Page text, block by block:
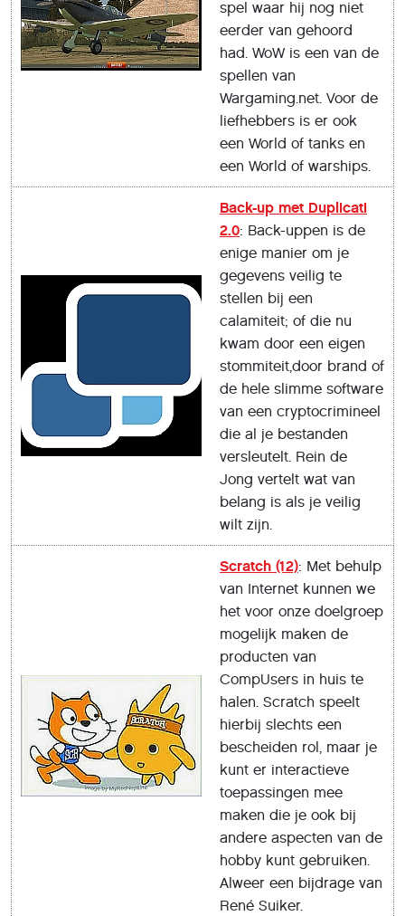
spel waar hij nog niet
eerder van gehoord
had. WoW is een van de
spellen van
Wargaming.net. Voor de
liefhebbers is er ook
een World of tanks en
een World of warships.
Back-up met Duplicati
2.0: Back-uppen is de
enige manier om je
gegevens veilig te
stellen bij een
calamiteit; of die nu
kwam door een eigen
stommiteit,door brand of
de hele slimme software
van een cryptocrimineel
die al je bestanden
versleutelt. Rein de
Jong vertelt wat van
belang is als je veilig
wilt zijn.
Scratch (12): Met behulp
van Internet kunnen we
het voor onze doelgroep
mogelijk maken de
producten van
CompUsers in huis te
halen. Scratch speelt
hierbij slechts een
bescheiden rol, maar je
kunt er interactieve
toepassingen mee
maken die je ook bij
andere aspecten van de
hobby kunt gebruiken.
Alweer een bijdrage van
René Suiker.